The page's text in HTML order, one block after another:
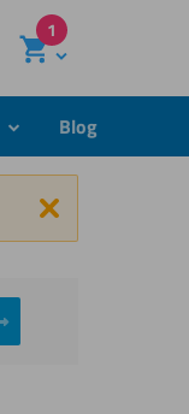
1
submenuBlog
Schließen